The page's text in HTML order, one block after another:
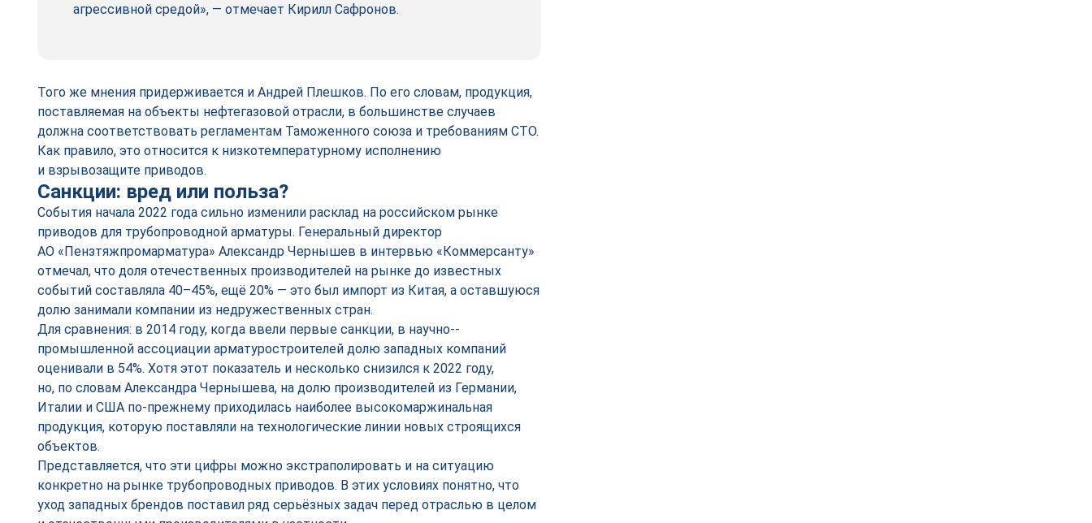
агрессивной средой», — отмечает Кирилл Сафронов.
Того же мнения придерживается и Андрей Плешков. По его словам, продукция,
поставляемая на объекты нефтегазовой отрасли, в большинстве случаев
должна соответствовать регламентам Таможенного союза и требованиям СТО.
Как правило, это относится к низкотемпературному исполнению
и взрывозащите приводов.
Санкции: вред или польза?
События начала 2022 года сильно изменили расклад на российском рынке
приводов для трубопроводной арматуры. Генеральный директор
АО «Пензтяжпромарматура» Александр Чернышев в интервью «Коммерсанту»
отмечал, что доля отечественных производителей на рынке до известных
событий составляла 40–45%, ещё 20% — это был импорт из Китая, а оставшуюся
долю занимали компании из недружественных стран.
Для сравнения: в 2014 году, когда ввели первые санкции, в научно-­
промышленной ассоциации арматуростроителей долю западных компаний
оценивали в 54%. Хотя этот показатель и несколько снизился к 2022 году,
но, по словам Александра Чернышева, на долю производителей из Германии,
Италии и США по-прежнему приходилась наиболее высокомаржинальная
продукция, которую поставляли на технологические линии новых строящихся
объектов.
Представляется, что эти цифры можно экстраполировать и на ситуацию
конкретно на рынке трубопроводных приводов. В этих условиях понятно, что
уход западных брендов поставил ряд серьёзных задач перед отраслью в целом